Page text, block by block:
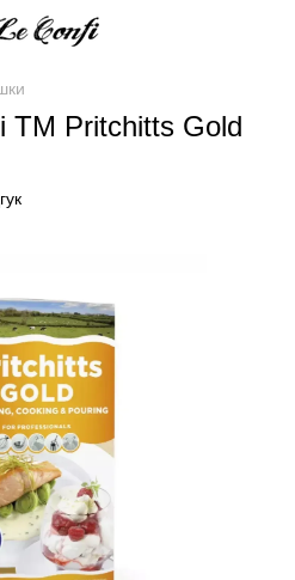
TM Pritchitts Gold